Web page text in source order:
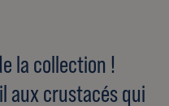
la collection !
aux crustacés qui